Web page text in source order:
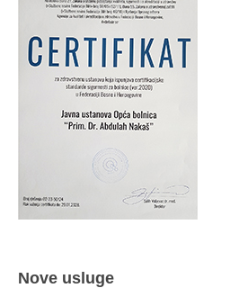
Nove usluge